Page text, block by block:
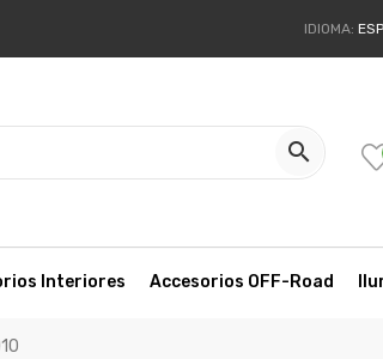
IDIOMA:

Interiores Accesorios OFF-Road